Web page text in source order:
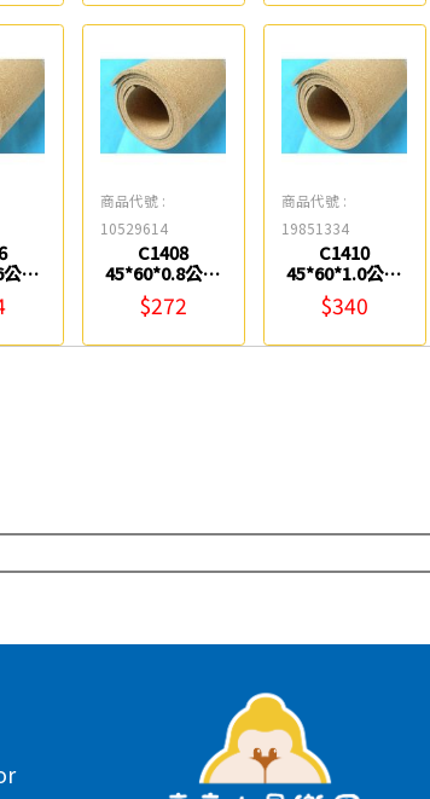
分
商品代號 :
10529614
C1408
45*60*0.8公分
軟木 0983
$272
商品代號 :
19851334
C1410
45*60*1.0公分
軟木 0983
$340